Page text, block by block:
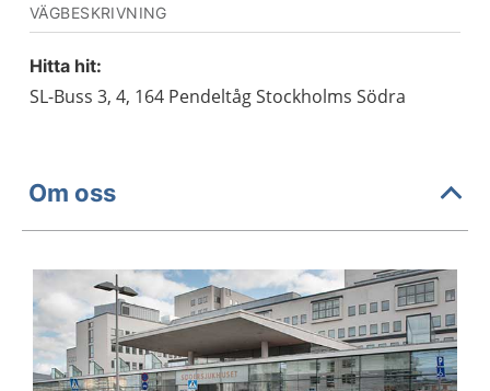
VÄGBESKRIVNING
Hitta hit:
SL-Buss 3, 4, 164 Pendeltåg Stockholms Södra
Om oss